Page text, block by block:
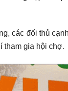
các đối thủ
tham gia hội chợ.